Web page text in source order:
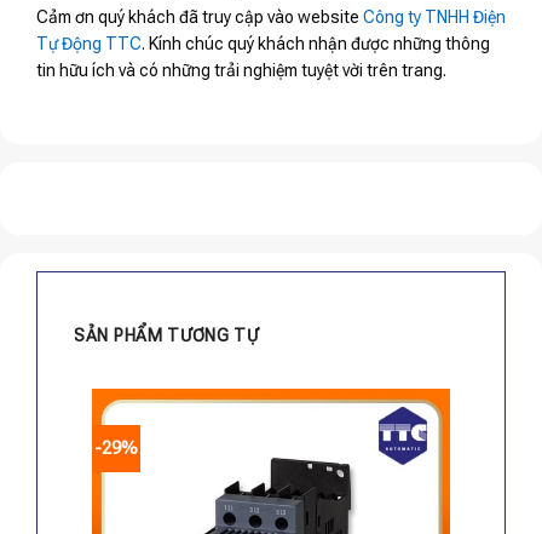
Cảm ơn quý khách đã truy cập vào website Công ty TNHH Điện
Tự Động TTC. Kính chúc quý khách nhận được những thông
tin hữu ích và có những trải nghiệm tuyệt vời trên trang.
SẢN PHẨM TƯƠNG TỰ
-29%